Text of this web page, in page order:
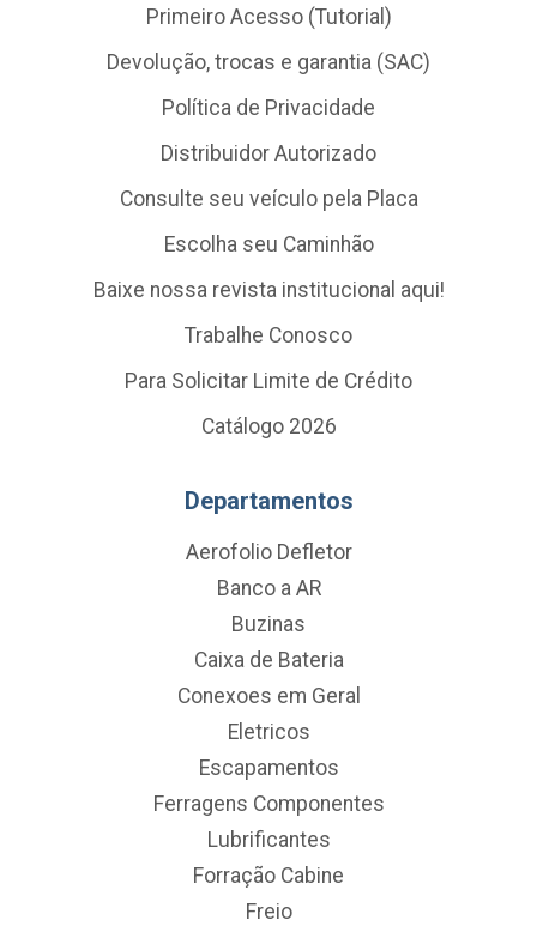
Primeiro Acesso (Tutorial)
Devolução, trocas e garantia (SAC)
Política de Privacidade
Distribuidor Autorizado
Consulte seu veículo pela Placa
Escolha seu Caminhão
Baixe nossa revista institucional aqui!
Trabalhe Conosco
Para Solicitar Limite de Crédito
Catálogo 2026
Departamentos
Aerofolio Defletor
Banco a AR
Buzinas
Caixa de Bateria
Conexoes em Geral
Eletricos
Escapamentos
Ferragens Componentes
Lubrificantes
Forração Cabine
Freio